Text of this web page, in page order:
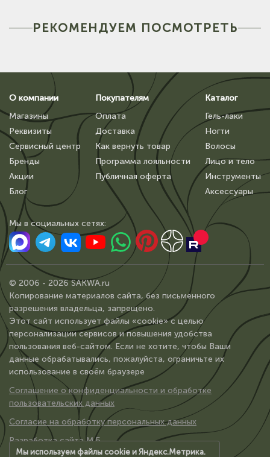
РЕКОМЕНДУЕМ ПОСМОТРЕТЬ
О компании
Магазины
Реквизиты
Сервисный центр
Бренды
Акции
Блог
Покупателям
Оплата
Доставка
Как вернуть товар
Программа лояльности
Публичная оферта
Каталог
Гель-лаки
Ногти
Волосы
Лицо и тело
Инструменты
Аксессуары
Мы в сoциальных сетях:
© 2006 - 2026 SAKWA.ru
Копирование материалов сайта, без письменного
разрешения владельца, запрещено.
Этот сайт использует файлы «cookie» с целью
персонализации сервисов и повышения удобства
пользования веб-сайтом. Если не хотите, чтобы Ваши
данные обрабатывались, пожалуйста, ограничьте их
использование в своём браузере
Соглашение о конфиденциальности и обработке
пользовательских данных
Согласие на обработку персональных данных
Разработка сайта М.Б.
Мы используем файлы cookie и Яндекс.Метрика.